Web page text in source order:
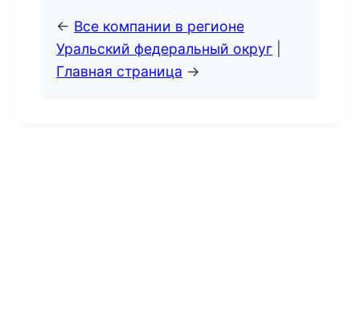
← Все компании в регионе
Уральский федеральный округ
Главная страница →